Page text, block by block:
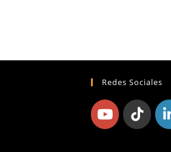
Redes Sociales